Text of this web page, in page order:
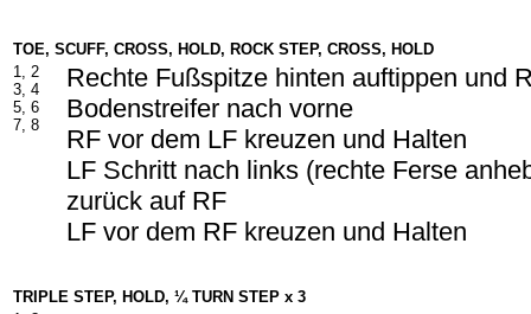
TOE, SCUFF, CROSS, HOLD, ROCK STEP, CROSS, HOLD
1, 2
3, 4
5, 6
7, 8
Rechte Fußspitze hinten auftippen und
Bodenstreifer nach vorne
RF vor dem LF kreuzen und Halten
LF Schritt nach links (rechte Ferse
zurück auf RF
LF vor dem RF kreuzen und Halten
TRIPLE STEP, HOLD, ¼ TURN STEP x 3